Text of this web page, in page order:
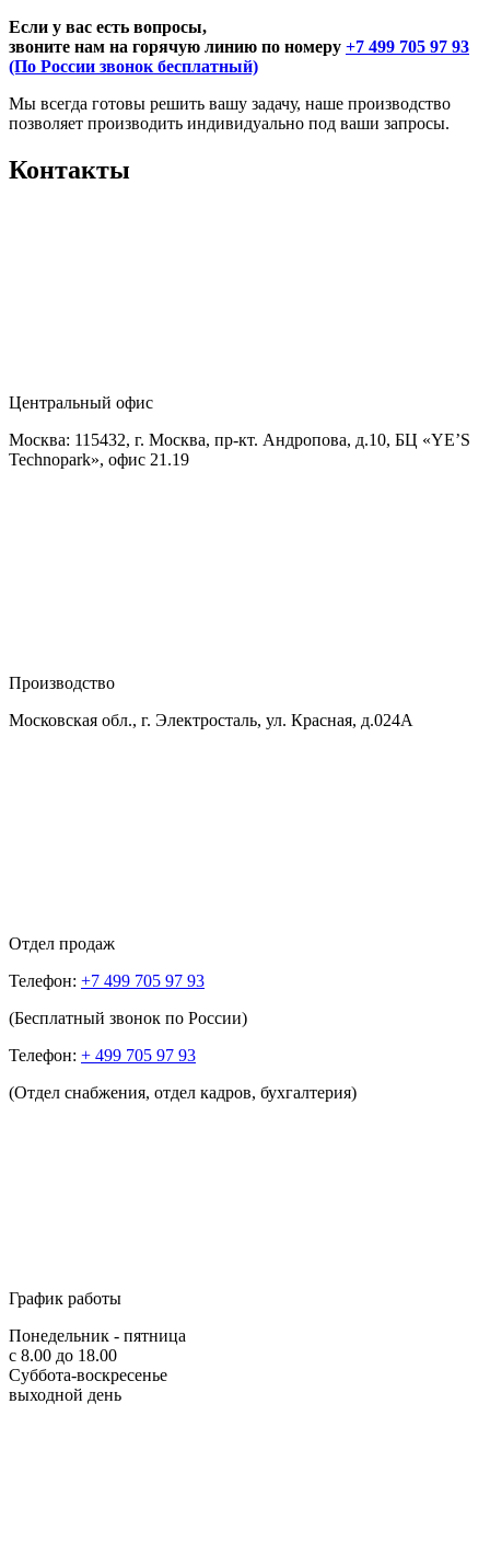
Если у вас есть вопросы,
звоните нам на горячую линию по номеру +7 499 705 97 93
(По России звонок бесплатный)
Мы всегда готовы решить вашу задачу, наше производство
позволяет производить индивидуально под ваши запросы.
Контакты
Центральный офис
Москва: 115432, г. Москва, пр-кт. Андропова, д.10, БЦ «YE’S
Technopark», офис 21.19
Производство
Московская обл., г. Электросталь, ул. Красная, д.024А
Отдел продаж
Телефон: +7 499 705 97 93
(Бесплатный звонок по России)
Телефон: + 499 705 97 93
(Отдел снабжения, отдел кадров, бухгалтерия)
График работы
Понедельник - пятница
с 8.00 до 18.00
Суббота-воскресенье
выходной день